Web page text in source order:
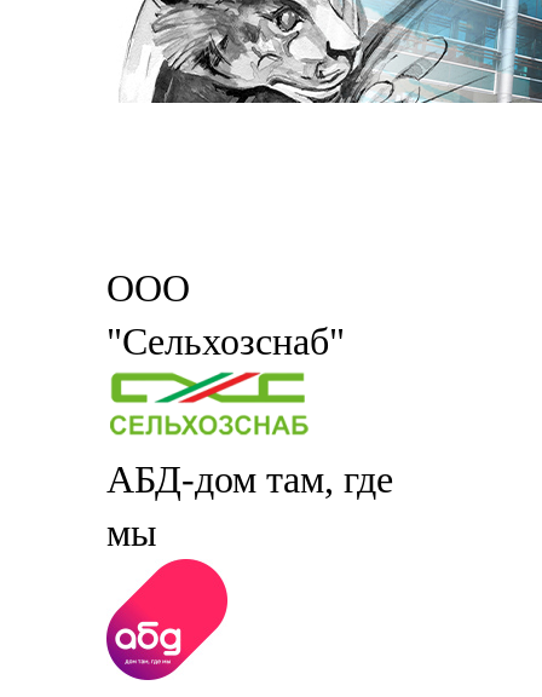
ООО
"Сельхозснаб"
АБД-дом там, где
мы